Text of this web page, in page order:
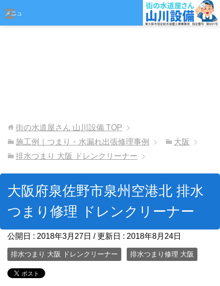
メニュ
街の水道屋さん 山川設備 TOP
施工例｜つまり・水漏れ出張修理事例
大阪
排水つまり 大阪 ドレンクリーナー
大阪府泉佐野市泉州空港北 排水
つまり修理 ドレンクリーナー
公開日 : 2018年3月27日 / 更新日 : 2018年8月24日
排水つまり 大阪 ドレンクリーナー 排水つまり修理 大阪